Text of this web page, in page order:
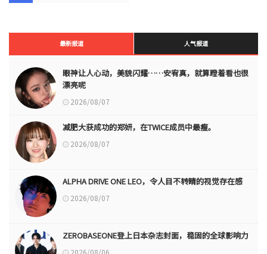
最新报道 人气报道
眼神让人心动，美貌闪耀……安宥真，就算瞪着看也很
漂亮呢
2026/08/07
减肥大获成功的郑妍，在TWICE成员中最瘦。
2026/08/07
ALPHA DRIVE ONE LEO，令人目不转睛的视觉存在感
2026/08/07
ZEROBASEONE登上日本杂志封面，稳固的全球影响力
2026/08/06